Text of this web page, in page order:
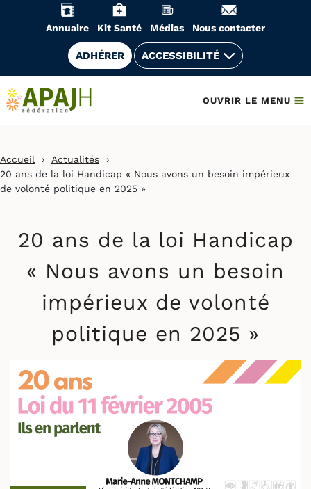
Annuaire Kit Santé Médias Nous contacter
ADHÉRER ACCESSIBILITÉ
OUVRIR LE MENU
Accueil › Actualités
›
20 ans de la loi Handicap « Nous avons un besoin impérieux
de volonté politique en 2025 »
20 ans de la loi Handicap
« Nous avons un besoin
impérieux de volonté
politique en 2025 »